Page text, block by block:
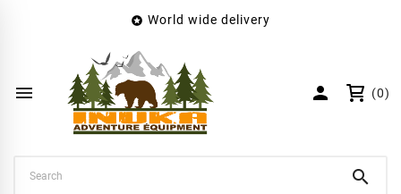
 World wide delivery
  (0)

Wishlist name